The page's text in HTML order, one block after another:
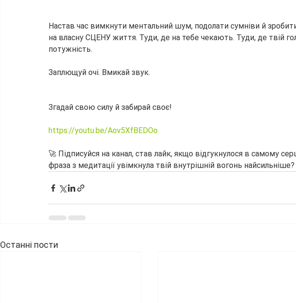
Настав час вимкнути ментальний шум, подолати сумніви й
на власну СЦЕНУ життя. Туди, де на тебе чекають. Туди, де твій
потужність.
Заплющуй очі. Вмикай звук.
Згадай свою силу й забирай своє!
https://youtu.be/Aov5XfBEDOo
🚀 Підписуйся на канал, став лайк, якщо відгукнулося в самому
фраза з медитації увімкнула твій внутрішній вогонь найсильніше?
Останні пости